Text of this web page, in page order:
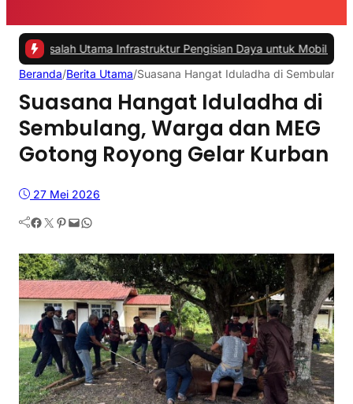
Utama Infrastruktur Pengisian Daya untuk Mobil Listrik yang
Beranda/Berita Utama/Suasana Hangat Iduladha di
Suasana Hangat Iduladha di
Sembulang, Warga dan MEG
Gotong Royong Gelar Kurban
27 Mei 2026
Facebook Twitter Pinterest Mail WhatsApp